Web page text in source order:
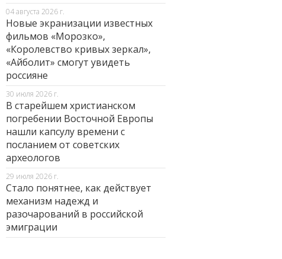
04 августа 2026 г.
Новые экранизации известных
фильмов «Морозко»,
«Королевство кривых зеркал»,
«Айболит» смогут увидеть
россияне
30 июля 2026 г.
В старейшем христианском
погребении Восточной Европы
нашли капсулу времени с
посланием от советских
археологов
29 июля 2026 г.
Стало понятнее, как действует
механизм надежд и
разочарований в российской
эмиграции